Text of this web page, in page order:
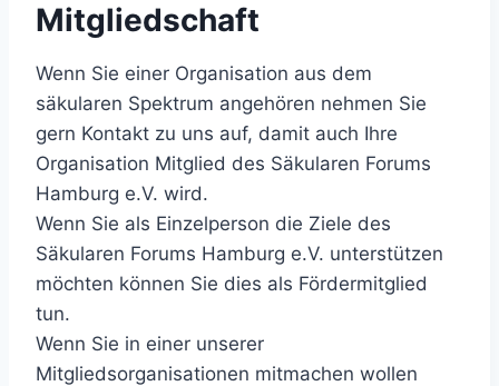
Mitgliedschaft
Wenn Sie einer Organisation aus dem
säkularen Spektrum angehören nehmen Sie
gern Kontakt zu uns auf, damit auch Ihre
Organisation Mitglied des Säkularen Forums
Hamburg e.V. wird.
Wenn Sie als Einzelperson die Ziele des
Säkularen Forums Hamburg e.V. unterstützen
möchten können Sie dies als Fördermitglied
tun.
Wenn Sie in einer unserer
Mitgliedsorganisationen mitmachen wollen